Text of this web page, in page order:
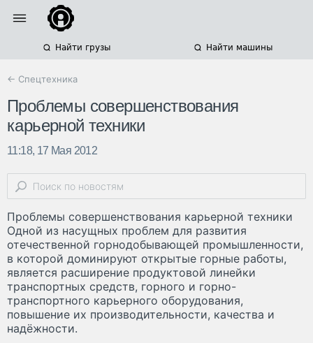
Найти грузы Найти машины
← Спецтехника
Проблемы совершенствования
карьерной техники
11:18, 17 Мая 2012
Проблемы совершенствования карьерной техники
Одной из насущных проблем для развития
отечественной горнодобывающей промышленности,
в которой доминируют открытые горные работы,
является расширение продуктовой линейки
транспортных средств, горного и горно-
транспортного карьерного оборудования,
повышение их производительности, качества и
надёжности.